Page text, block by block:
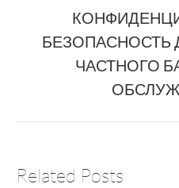
БЕЗОПАСНОСТЬ
ЧАСТНОГО
Related Posts